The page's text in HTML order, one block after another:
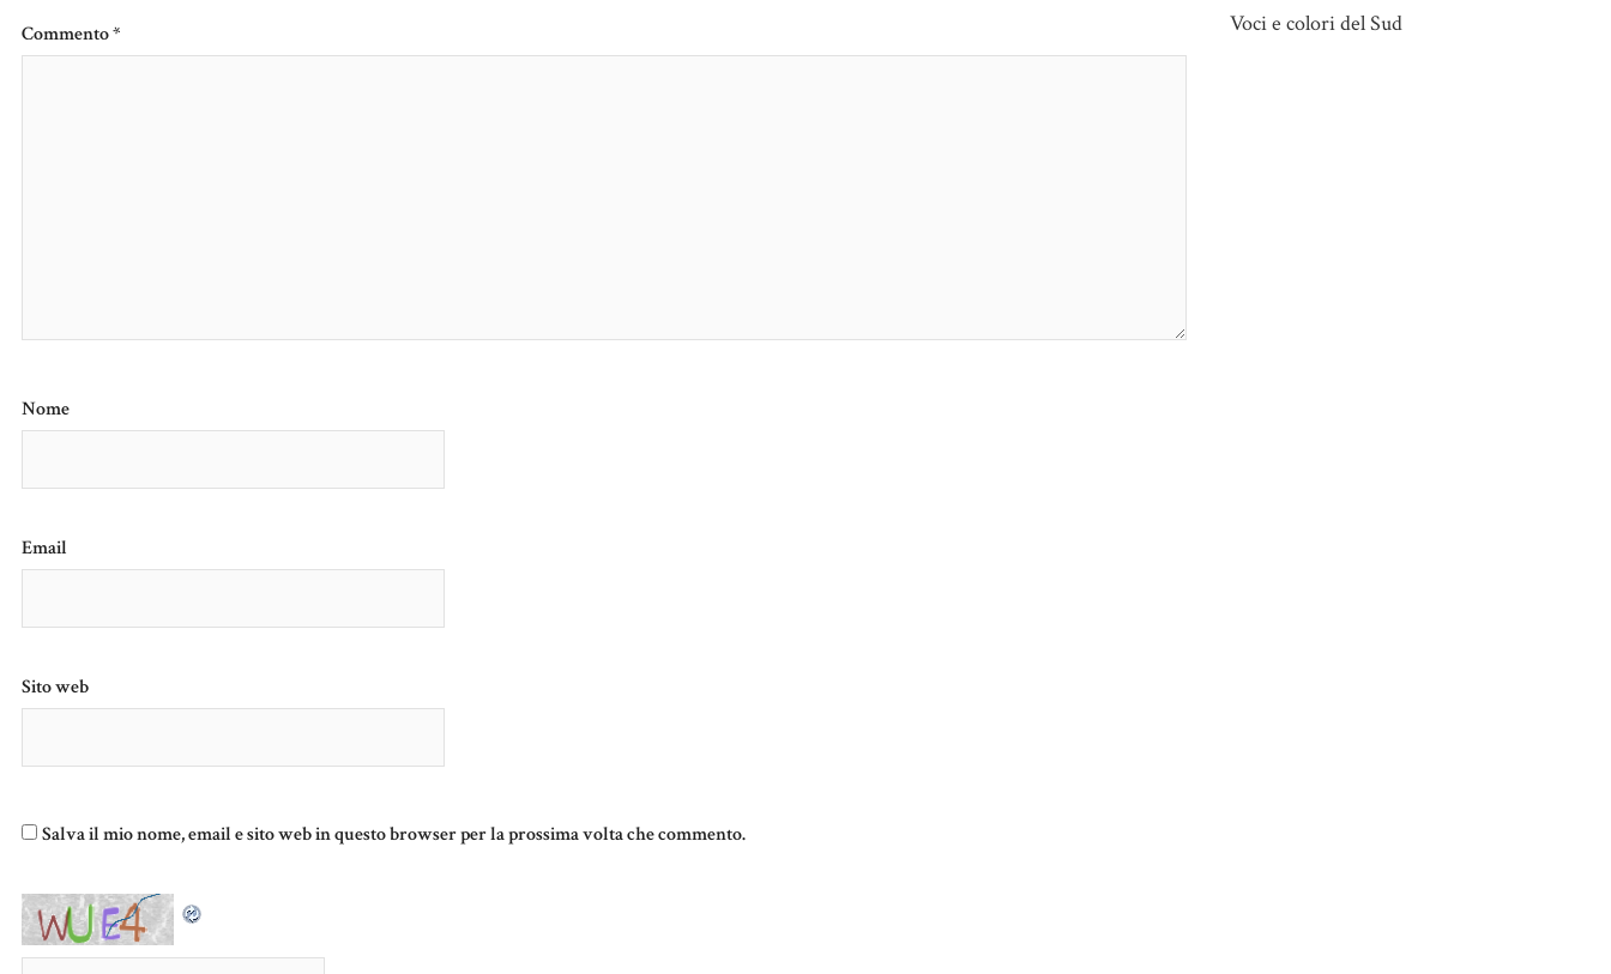
Commento*
Nome
Email
Sito web
Salva il mio nome, email e sito web in questo browser per la prossima volta che commento.
Voci e colori del Sud